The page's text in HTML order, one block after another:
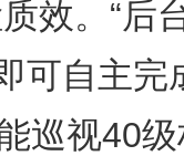
效。“后
可自主完
巡视40